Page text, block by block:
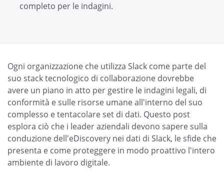
completo per le indagini.
Ogni organizzazione che utilizza Slack come parte del
suo stack tecnologico di collaborazione dovrebbe
avere un piano in atto per gestire le indagini legali, di
conformità e sulle risorse umane all'interno del suo
complesso e tentacolare set di dati. Questo post
esplora ciò che i leader aziendali devono sapere sulla
conduzione dell'eDiscovery nei dati di Slack, le sfide che
presenta e come proteggere in modo proattivo l'intero
ambiente di lavoro digitale.